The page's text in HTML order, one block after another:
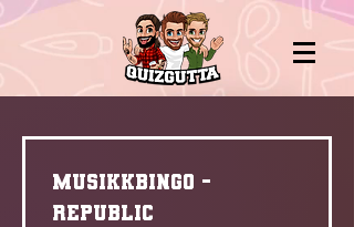
MUSIKKBINGO -
Republic